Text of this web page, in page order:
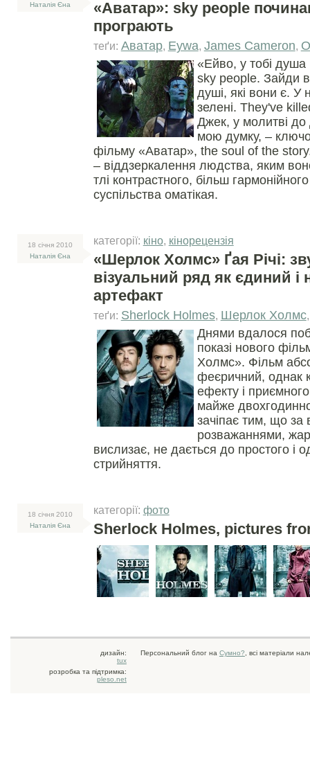
Наталія Єна
«Аватар»: sky people
програють
теґи: Аватар, Eywa, James Cameron,
«Ейво, у тобі душа
sky people. Зайди в
душі, які вони є. У
зелені. They've
Джек, у молитві
мою думку, –
фільму «Аватар», the soul of the story.
– віддзеркалення людства, яким
тлі контрастного, більш
суспільства оматікая.
18 сiчня 2010
Наталія Єна
категорії: кіно, кінорецензія
«Шерлок Холмс» Ґая Річі:
візуальний ряд як єдиний і
артефакт
теґи: Sherlock Holmes, Шерлок Холмс
Днями вдалося
показі нового
Холмс». Фільм
феєричний, однак
ефекту і
майже
зачіпає тим, що за
розважаннями,
вислизає, не дається до простого і
стрийняття.
18 сiчня 2010
Наталія Єна
категорії: фото
Sherlock Holmes, pictures
дизайн:
tux
розробка та підтримка:
pleso.net
Персональний блог на Сумно? , всі матеріали